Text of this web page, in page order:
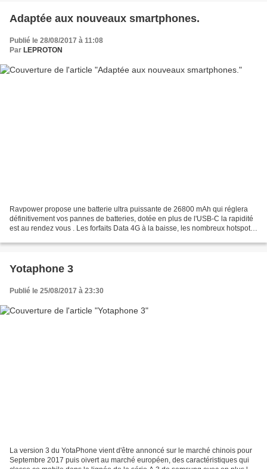
Adaptée aux nouveaux smartphones.
Publié le 28/08/2017 à 11:08
Par LEPROTON
Ravpower propose une batterie ultra puissante de 26800 mAh qui réglera
définitivement vos pannes de batteries, dotée en plus de l'USB-C la rapidité
est au rendez vous . Les forfaits Data 4G à la baisse, les nombreux hotspots
Yotaphone 3
Publié le 25/08/2017 à 23:30
La version 3 du YotaPhone vient d'être annoncé sur le marché chinois pour
Septembre 2017 puis oivert au marché européen, des caractéristiques qui